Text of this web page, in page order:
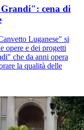
cena di
Luganese" si
opere e dei progetti
che da anni opera
la qualità delle